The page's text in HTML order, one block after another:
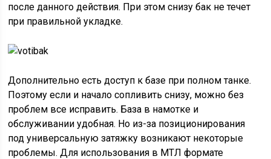
после данного действия. При этом снизу бак не течет
при правильной укладке.
Дополнительно есть доступ к базе при полном танке.
Поэтому если и начало сопливить снизу, можно без
проблем все исправить. База в намотке и
обслуживании удобная. Но из-за позиционирования
под универсальную затяжку возникают некоторые
проблемы. Для использования в МТЛ формате